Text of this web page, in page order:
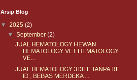
Arsip Blog
▼ 2025 (2)
▼September(2)
JUAL HEMATOLOGY HEWAN
HEMATOLOGY VET HEMATOLOGY
VE...
JUAL HEMATOLOGY 3DIFF TANPA RF
ID , BEBAS MERDEKA ...